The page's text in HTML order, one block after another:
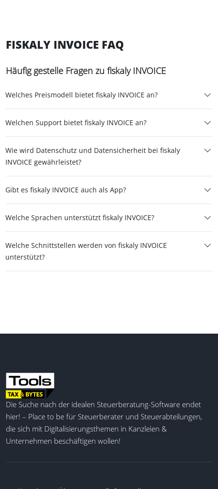
FISKALY INVOICE FAQ
Häufig gestelle Fragen zu fiskaly INVOICE
Welches Preismodell bietet fiskaly INVOICE an?
Welchen Support bietet fiskaly INVOICE an?
Wie wird Datenschutz und Datensicherheit bei fiskaly
INVOICE gewährleistet?
Gibt es fiskaly INVOICE auch als App?
Welche Sprachen unterstützt fiskaly INVOICE?
Welche Schnittstellen werden von fiskaly INVOICE
unterstützt?
Die Suche nach der idealen Steuerberatung-Software endet
hier! – Place to be für Steuerberater und Steuerabteilungen,
die sich mit Digitalisierungsthemen in Kanzleien &
Unternehmen beschäftigen wollen!